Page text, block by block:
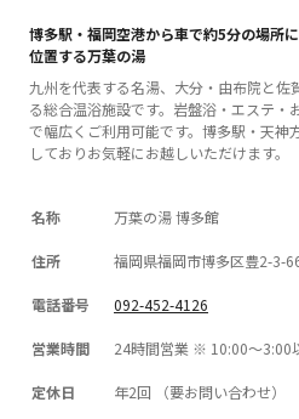
博多駅・福岡空港から車で約5分の場所に
位置する万葉の湯
九州を代表する名湯、大分・由布院と佐
る総合温浴施設です。岩盤浴・エステ・
で幅広くご利用可能です。博多駅・天神
しておりお気軽にお越しいただけます。
名称 万葉の湯 博多館
住所 福岡県福岡市博多区豊2-3-
電話番号 092-452-4126
営業時間 24時間営業 ※ 10:00～3:00
定休日 年2回 （要お問い合わせ）